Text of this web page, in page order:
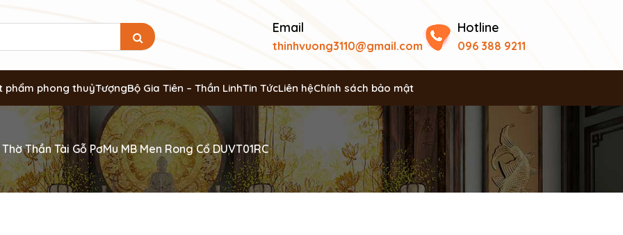
Email
thinhvuong3110@gmail.com
Hotline
096 388 9211
phẩm phong thuỷTượngBộ Gia Tiên – Thần LinhTin TứcLiên hệChính sách bảo mật
Thần Tài Gỗ PơMu MB Men Rong Cổ DUVT01RC